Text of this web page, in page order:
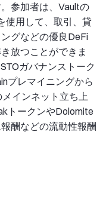
参加者は、Vaultの
使用して、取引、貸
グなどの優良DeFi
放つことができま
ガバナンストーク
プレマイニングから
インネット立ち上
トークンやDolomite
酬などの流動性報酬